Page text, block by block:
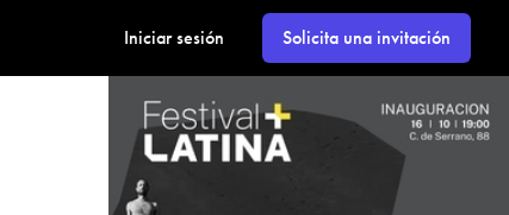
Iniciar sesión Solicita una invitación